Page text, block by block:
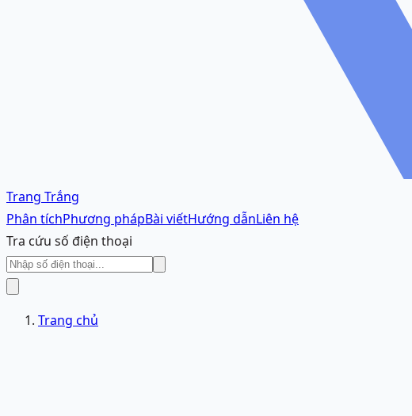
Trang Trắng
Phân tíchPhương phápBài viếtHướng dẫnLiên hệ
Tra cứu số điện thoại
Trang chủ